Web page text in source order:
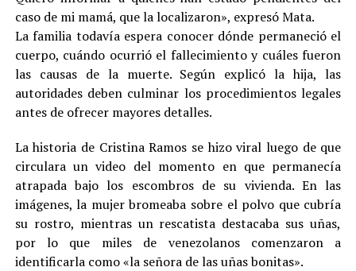
caso de mi mamá, que la localizaron», expresó Mata.
La familia todavía espera conocer dónde permaneció el
cuerpo, cuándo ocurrió el fallecimiento y cuáles fueron
las causas de la muerte. Según explicó la hija, las
autoridades deben culminar los procedimientos legales
antes de ofrecer mayores detalles.
La historia de Cristina Ramos se hizo viral luego de que
circulara un video del momento en que permanecía
atrapada bajo los escombros de su vivienda. En las
imágenes, la mujer bromeaba sobre el polvo que cubría
su rostro, mientras un rescatista destacaba sus uñas,
por lo que miles de venezolanos comenzaron a
identificarla como «la señora de las uñas bonitas».